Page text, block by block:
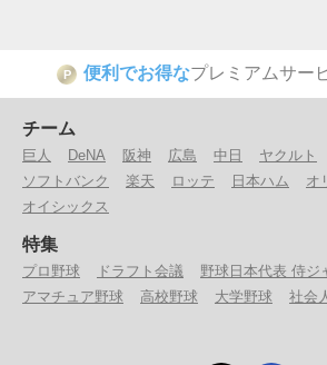
P 便利でお得なプレミアムサー
チーム
巨人 DeNA 阪神 広島 中日 ヤクルト
ソフトバンク
楽天 ロッテ 日本ハム オ
オイシックス
特集
プロ野球 ドラフト会議
野球日本代表 侍ジ
アマチュア野球
高校野球 大学野球 社会